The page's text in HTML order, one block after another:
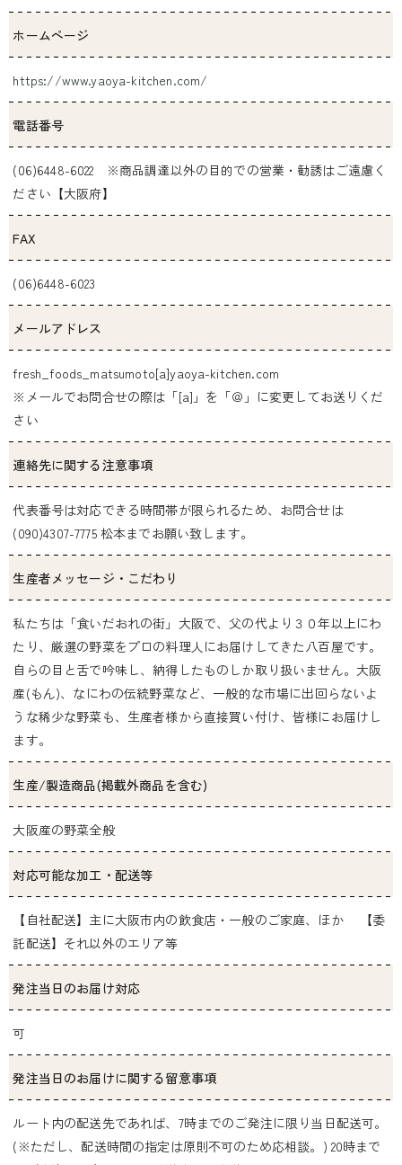
ホームページ
https://www.yaoya-kitchen.com/
電話番号
(06)6448-6022 ※商品調達以外の目的での営業・勧誘はご遠慮く
ださい【大阪府】
FAX
(06)6448-6023
メールアドレス
fresh_foods_matsumoto[a]yaoya-kitchen.com
※メールでお問合せの際は「[a]」を「＠」に変更してお送りくだ
さい
連絡先に関する注意事項
代表番号は対応できる時間帯が限られるため、お問合せは
(090)4307-7775 松本までお願い致します。
生産者メッセージ・こだわり
私たちは「食いだおれの街」大阪で、父の代より３０年以上にわ
たり、厳選の野菜をプロの料理人にお届けしてきた八百屋です。
自らの目と舌で吟味し、納得したものしか取り扱いません。大阪
産(もん)、なにわの伝統野菜など、一般的な市場に出回らないよ
うな稀少な野菜も、生産者様から直接買い付け、皆様にお届けし
ます。
生産/製造商品(掲載外商品を含む)
大阪産の野菜全般
対応可能な加工・配送等
【自社配送】主に大阪市内の飲食店・一般のご家庭、ほか 【委
託配送】それ以外のエリア等
発注当日のお届け対応
可
発注当日のお届けに関する留意事項
ルート内の配送先であれば、7時までのご発注に限り当日配送可。
(※ただし、配送時間の指定は原則不可のため応相談。) 20時まで